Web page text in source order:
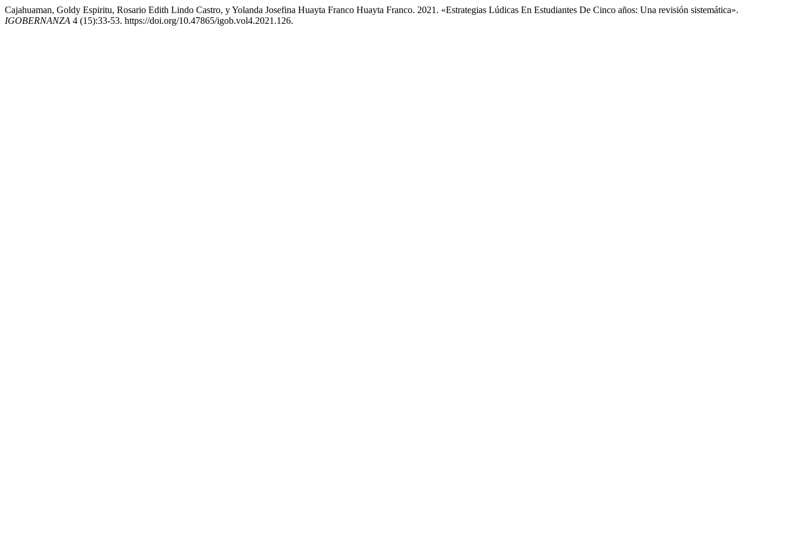
Cajahuaman, Goldy Espiritu, Rosario Edith Lindo Castro, y Yolanda Josefina Huayta Franco Huayta Franco. 2021. «Estrategias Lúdicas En Estudiantes De Cinco años: Una revisión sistemática».
IGOBERNANZA 4 (15):33-53. https://doi.org/10.47865/igob.vol4.2021.126.